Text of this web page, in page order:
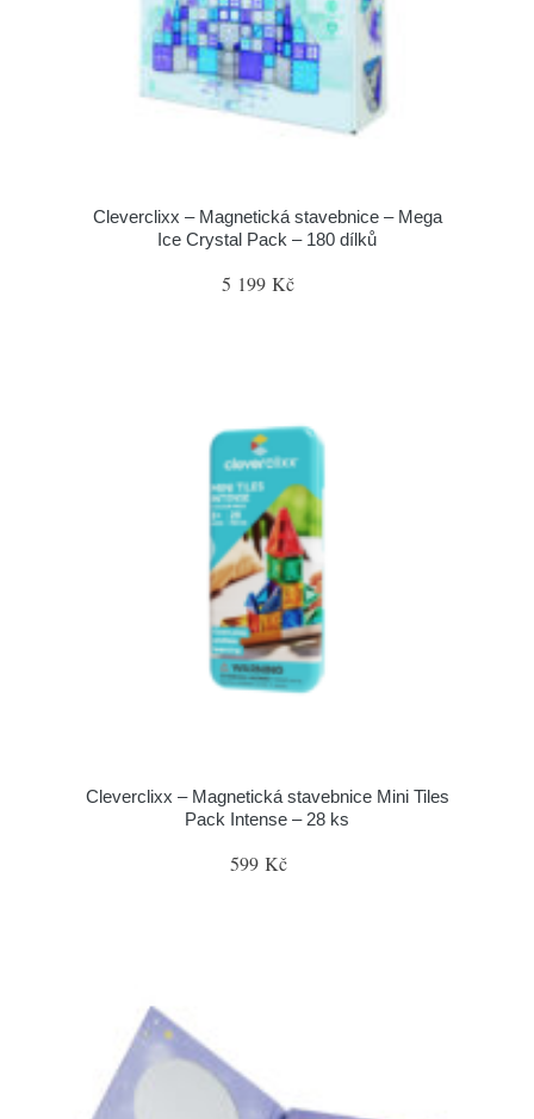
Cleverclixx – Magnetická stavebnice – Mega
Ice Crystal Pack – 180 dílků
5 199 Kč
Cleverclixx – Magnetická stavebnice Mini Tiles
Pack Intense – 28 ks
599 Kč